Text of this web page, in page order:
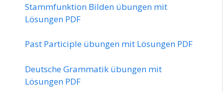
Stammfunktion Bilden übungen mit
Lösungen PDF
Past Participle übungen mit Lösungen PDF
Deutsche Grammatik übungen mit
Lösungen PDF